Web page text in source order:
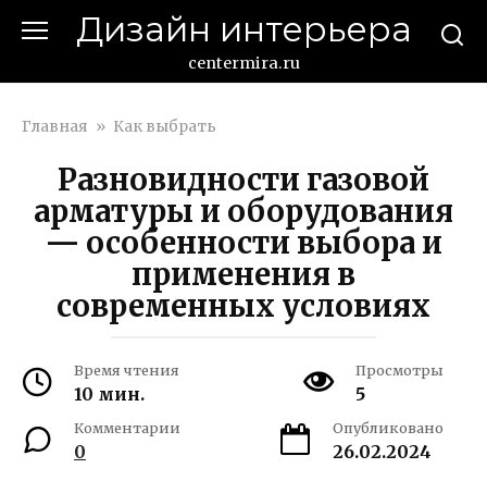
Дизайн интерьера
centermira.ru
Главная » Как выбрать
Разновидности газовой
арматуры и оборудования
— особенности выбора и
применения в
современных условиях
Время чтения
10 мин.
Просмотры
5
Комментарии
0
Опубликовано
26.02.2024